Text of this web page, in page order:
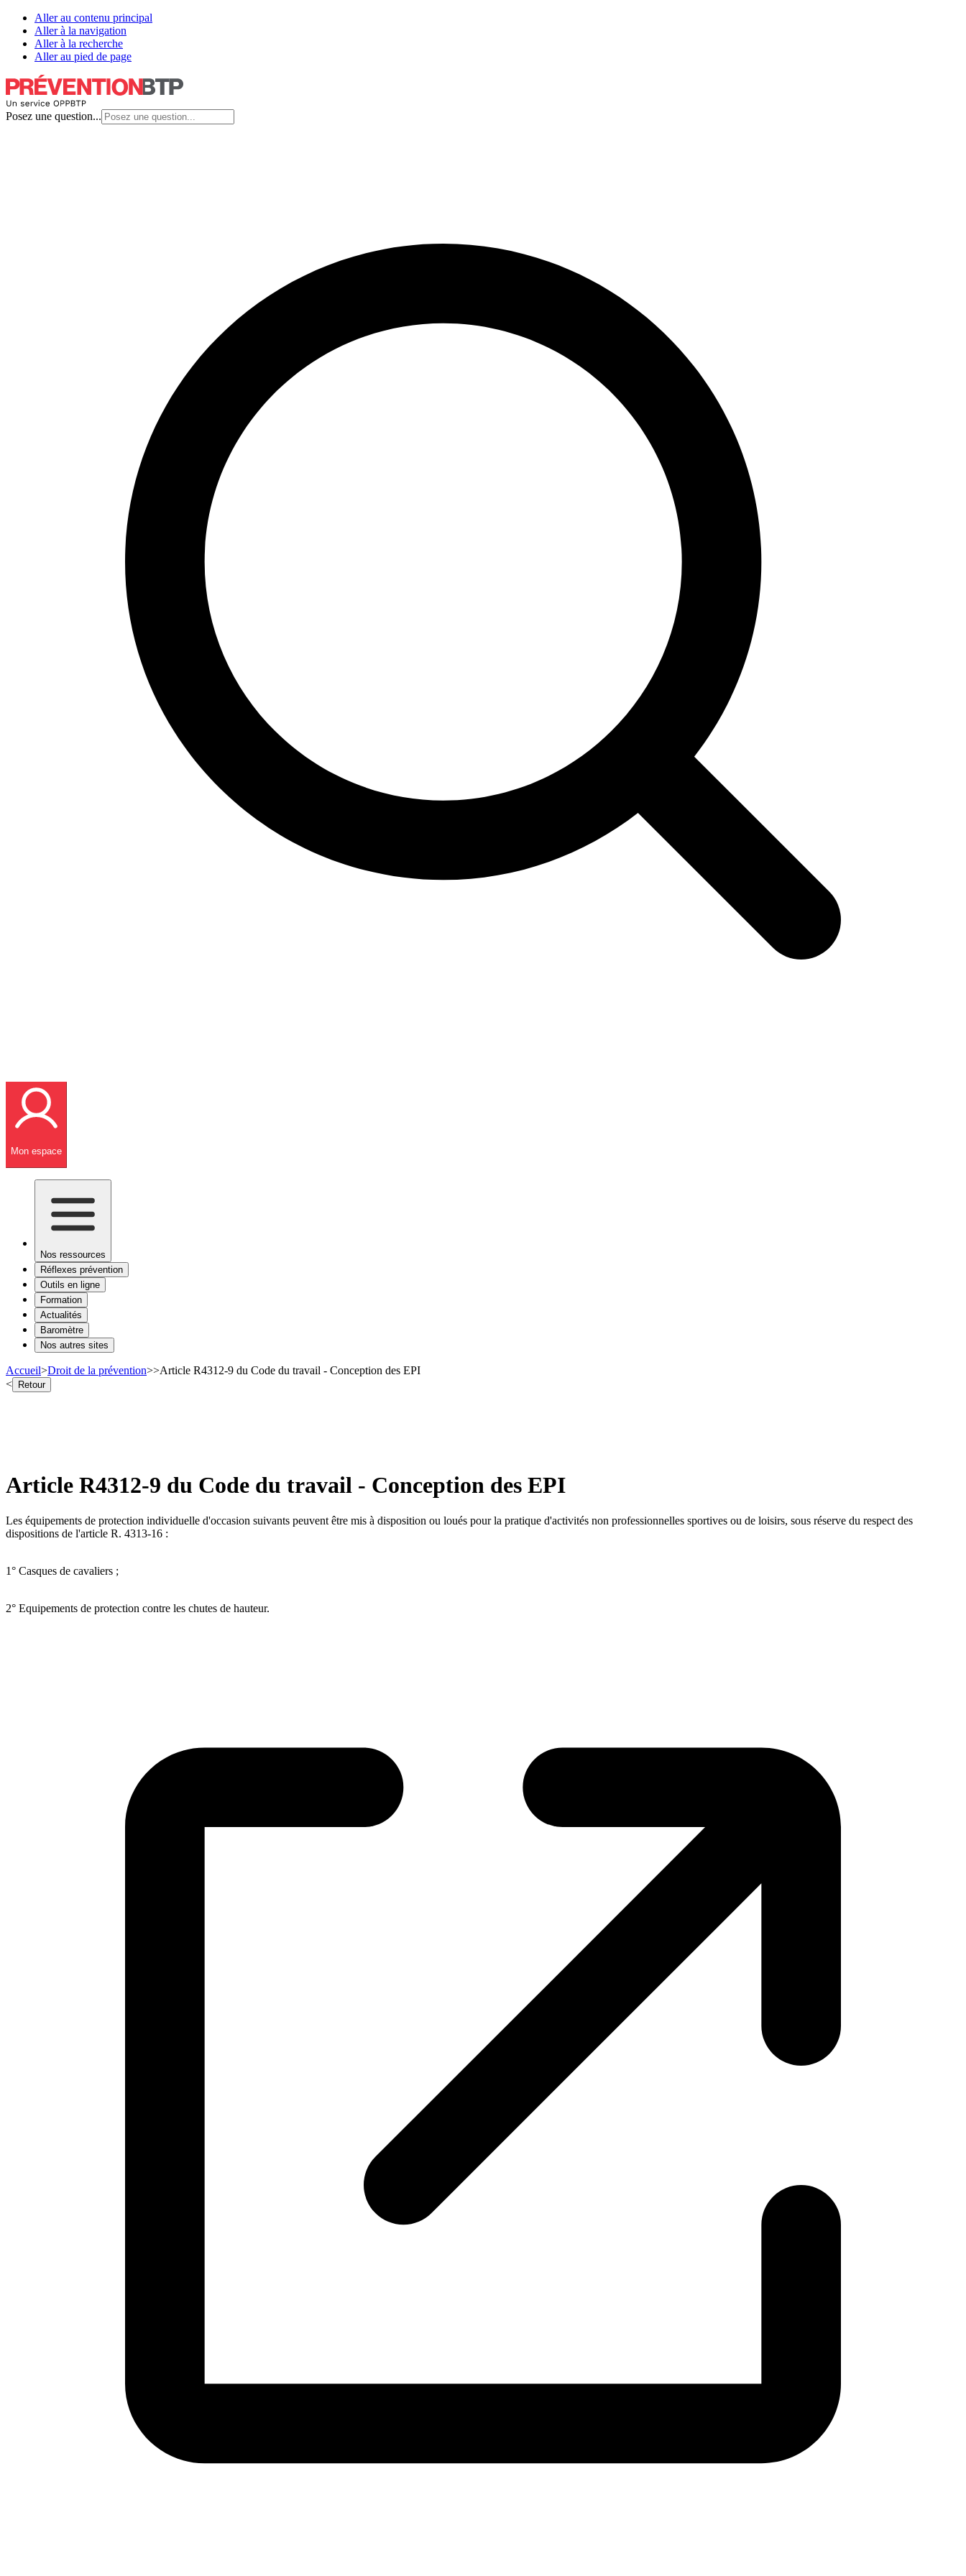
Aller au contenu principal
Aller à la navigation
Aller à la recherche
Aller au pied de page
Posez une question...
Mon espace
Nos ressources
Réflexes prévention
Outils en ligne
Formation
Actualités
Baromètre
Nos autres sites
Accueil>Droit de la prévention>>Article R4312-9 du Code du travail - Conception des EPI
< Retour
Article R4312-9 du Code du travail - Conception des EPI
Les équipements de protection individuelle d'occasion suivants peuvent être mis à disposition ou loués pour la pratique d'activités non professionnelles sportives ou de loisirs, sous réserve du respect des
dispositions de l'article R. 4313-16 :
1° Casques de cavaliers ;
2° Equipements de protection contre les chutes de hauteur.